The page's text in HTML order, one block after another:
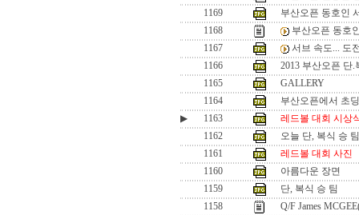
1169
부산오픈 동호인
1168
부산오픈 동호
1167
서브 속도... 도
1166
2013 부산오픈 단
1165
GALLERY
1164
부산오픈에서 초
▶
1163
레드볼 대회 시상
1162
오늘 단, 복식 승 팀
1161
레드볼 대회 사진
1160
아름다운 장면
1159
단, 복식 승 팀
1158
Q/F James